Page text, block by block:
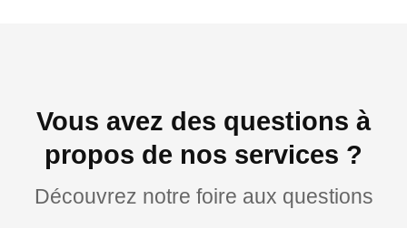
Vous avez des questions à
propos de nos services ?
Découvrez notre foire aux questions